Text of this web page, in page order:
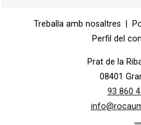
Treballa amb nosaltres
Perfil del
Prat de la
08401
93 860